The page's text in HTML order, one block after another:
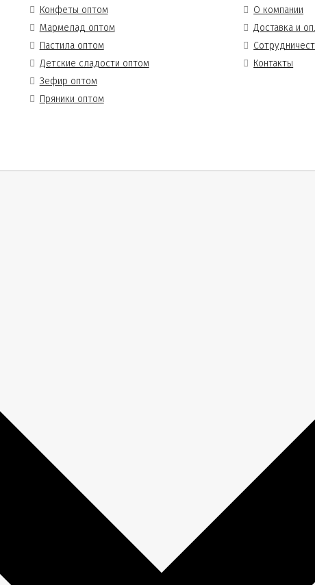
Конфеты оптом
Мармелад оптом
Пастила оптом
Детские сладости оптом
Зефир оптом
Пряники оптом
О компании
Доставка и
Контакты